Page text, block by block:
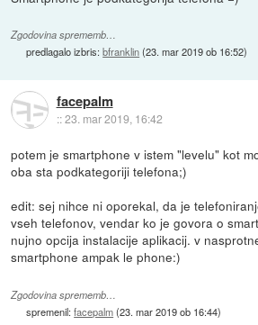
Zgodovina sprememb…
predlagalo izbris:bfranklin(23. mar 2019 ob 16:52)
facepalm
::23. mar 2019, 16:42
potem je smartphone v istem "levelu" kot
oba sta podkategoriji telefona;)
edit: sej nihce ni oporekal, da je
vseh telefonov, vendar ko je govora o
nujno opcija instalacije aplikacij. v
smartphone ampak le phone:)
Zgodovina sprememb…
spremenil:facepalm(23. mar 2019 ob 16:44)